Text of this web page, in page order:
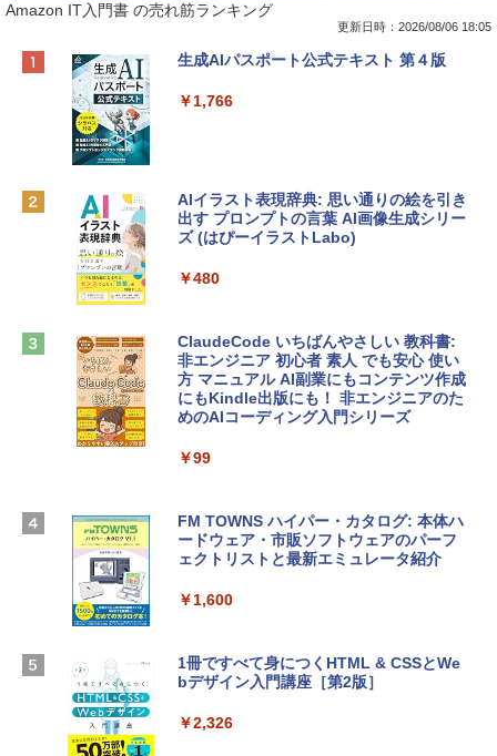
Apple 2026 MacBook Neo A18 Proチッ
e Intelligenceのために設計、Liquid Ret
￥137,800
tomtoc 360°保護 15.6 16インチ パソコ
￥2,952
Apple 2026 MacBook Air M5チップ搭載
igence、13.6インチLiquid Retinaディ
ームカメラ、日本語キーボード、Touch I
D - ミッドナイト
ン 15-fd 15.6インチ 16GBメモリ 512GB
SSD インテル Core 5
￥129,800
Robloxギフトカード - 800 Robux 【限
インゲームコード】 ロブロックス | オン
Microsoft Office Home & Business 202
4(最新 永続版)|オンラインコード版|Wind
Robloxギフトカード - 2,000 Robux 【限
定バーチャルアイテムを含む】 【オンラ
インゲームコード】 ロブロックス | オン
ラインコード版
￥3,200
Robloxギフトカード - 1000 Robux 【限
定バーチャルアイテムを含む】 【オンラ
インゲームコード】 ロブロックス |オン
Microsoft Office Home 2024(最新 永続
0/mac対応|PC2台
Amazon IT入門書 の売れ筋ランキング
更新日時：2026/08/06 18:05
生成AIパスポート公式テキスト 第４版
￥1,766
AIイラスト表現辞典: 思い通りの絵を引き
出す プロンプトの言葉 AI画像生成シリー
ズ (はぴーイラストLabo)
￥480
ClaudeCode いちばんやさしい 教科書:
非エンジニア 初心者 素人 でも安心 使い
方 マニュアル AI副業にもコンテンツ作成
にもKindle出版にも！ 非エンジニアのた
めのAIコーディング入門シリーズ
￥99
FM TOWNS ハイパー・カタログ: 本体ハ
ードウェア・市販ソフトウェアのパーフ
ェクトリストと最新エミュレータ紹介
￥1,600
1冊ですべて身につくHTML & CSSとWe
bデザイン入門講座［第2版］
￥2,326